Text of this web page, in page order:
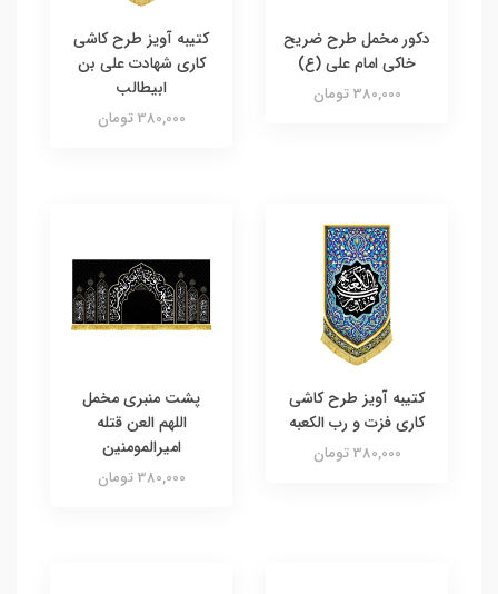
دکور مخمل طرح ضریح
خاکی امام علی (ع)
380,000 تومان
کتیبه آویز طرح کاشی
کاری شهادت علی بن
ابیطالب
380,000 تومان
کتیبه آویز طرح کاشی
کاری فزت و رب الکعبه
380,000 تومان
پشت منبری مخمل
اللهم العن قتله
امیرالمومنین
380,000 تومان